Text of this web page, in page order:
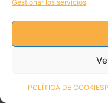
Gestionar los servicios
POLÍTICA DE COOKIES
Bocado de crema
morcilla y yema de